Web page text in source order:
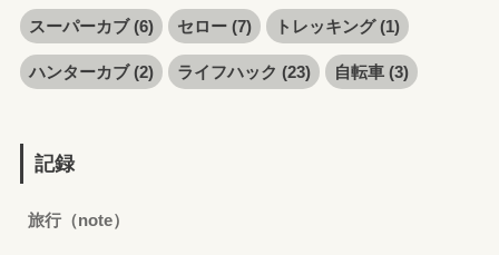
スーパーカブ(6) セロー(7) トレッキング(1)
ハンターカブ(2) ライフハック (23) 自転車(3)
記録
旅行（note）